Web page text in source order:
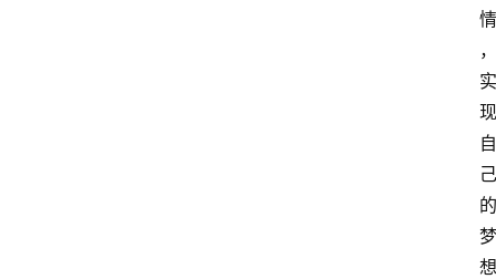
情
，
实
现
自
己
的
梦
想